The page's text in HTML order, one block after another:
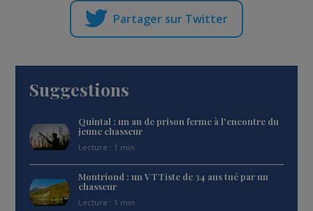
Partager sur Twitter
Suggestions
Quintal : un an de prison ferme à l'encontre du
jeune chasseur
Lecture : 1 min
Montriond : un VTTiste de 34 ans tué par un
chasseur
Lecture : 1 min